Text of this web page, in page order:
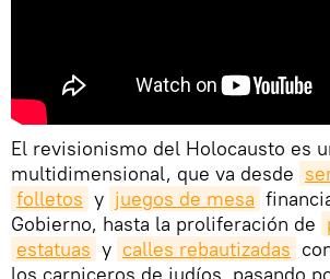
El revisionismo del Holocausto es
multidimensional, que va desde
folletos y juegos de mesa
Gobierno, hasta la proliferación de
estatuas y calles rebautizadas
los carniceros de judíos, pasando